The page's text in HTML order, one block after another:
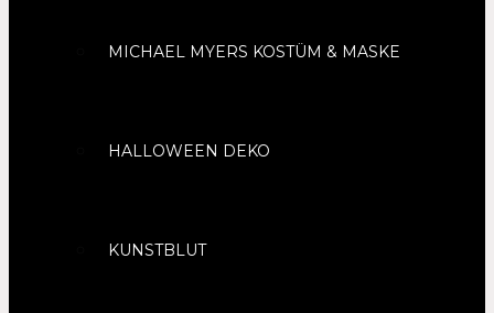
MICHAEL MYERS KOSTÜM & MASKE
HALLOWEEN DEKO
KUNSTBLUT